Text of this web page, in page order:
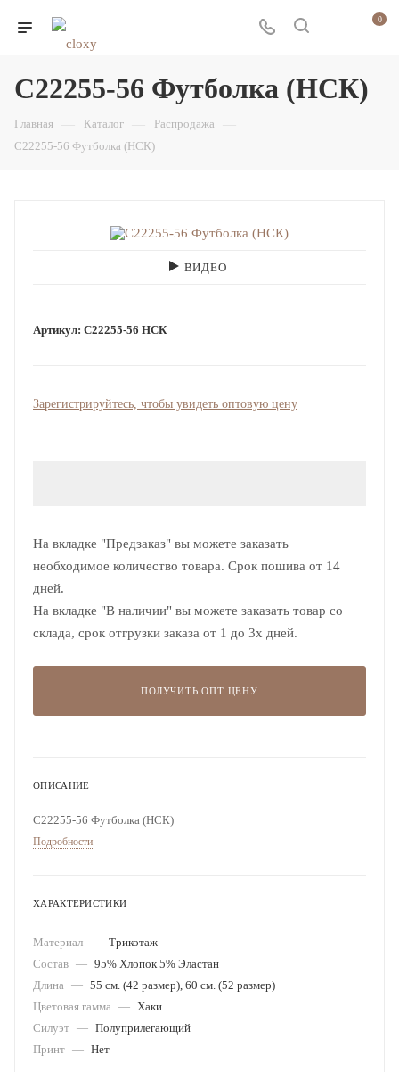
0
С22255-56 Футболка (НСК)
Главная Каталог Распродажа
С22255-56 Футболка (НСК)
ВИДЕО
Артикул: С22255-56 НСК
Зарегистрируйтесь, чтобы увидеть оптовую цену
На вкладке "Предзаказ" вы можете заказать
необходимое количество товара. Срок пошива от 14
дней.
На вкладке "В наличии" вы можете заказать товар со
склада, срок отгрузки заказа от 1 до 3х дней.
ПОЛУЧИТЬ ОПТ ЦЕНУ
ОПИСАНИЕ
С22255-56 Футболка (НСК)
Подробности
ХАРАКТЕРИСТИКИ
Материал — Трикотаж
Состав — 95% Хлопок 5% Эластан
Длина — 55 см. (42 размер), 60 см. (52 размер)
Цветовая гамма — Хаки
Силуэт — Полуприлегающий
Принт — Нет